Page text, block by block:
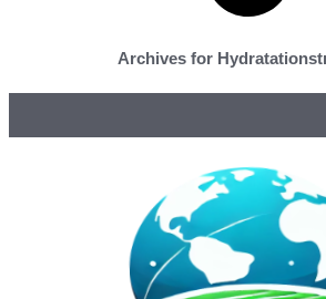
Archives for